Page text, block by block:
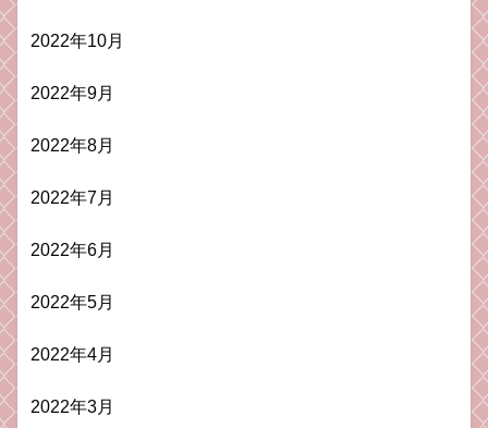
2022年10月
2022年9月
2022年8月
2022年7月
2022年6月
2022年5月
2022年4月
2022年3月